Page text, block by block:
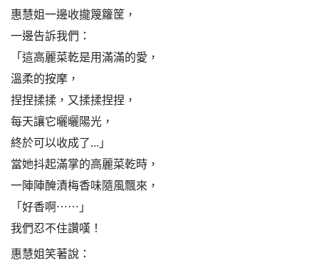
惠慧姐一邊收攏篾籮筐，
一邊告訴我們：
「這高麗菜乾是用滿滿的愛，
溫柔的按摩，
捏捏揉揉，又揉揉捏捏，
每天讓它曬曬陽光，
終於可以收成了...」
當她抖起滿掌的高麗菜乾時，
一陣陣醃漬梅香味隨風飄來，
「好香啊⋯⋯」
我們忍不住讚嘆！
惠慧姐笑著說：